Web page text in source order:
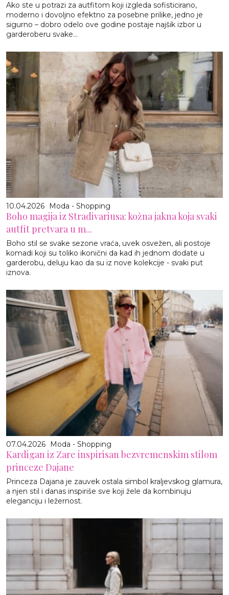
Ako ste u potrazi za autfitom koji izgleda sofisticirano,
moderno i dovoljno efektno za posebne prilike, jedno je
sigurno – dobro odelo ove godine postaje najšik izbor u
garderoberu svake...
10.04.2026 Moda - Shopping
Boho magija iz Stradivariusa: kožna jakna koja svaki
autfit pretvara u m...
Boho stil se svake sezone vraća, uvek osvežen, ali postoje
komadi koji su toliko ikonični da kad ih jednom dodate u
garderobu, deluju kao da su iz nove kolekcije - svaki put
iznova.
07.04.2026 Moda - Shopping
Kardigan iz Zare inspirisan bezvremenskim stilom
princeze Dajane
Princeza Dajana je zauvek ostala simbol kraljevskog glamura,
a njen stil i danas inspiriše sve koji žele da kombinuju
eleganciju i ležernost.